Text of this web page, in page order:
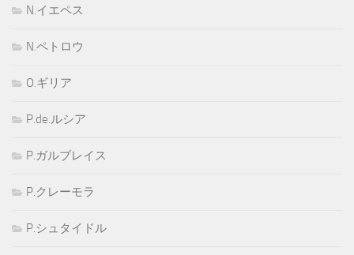
N.イエペス
N.ペトロウ
O.ギリア
P.de.ルシア
P.ガルブレイス
P.クレーモラ
P.シュタイドル